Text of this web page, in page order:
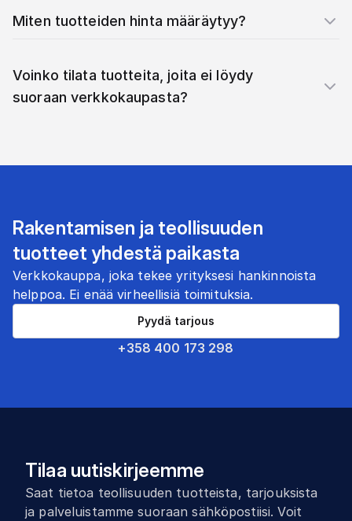
Miten tuotteiden hinta määräytyy?
Voinko tilata tuotteita, joita ei löydy
suoraan verkkokaupasta?
Rakentamisen ja teollisuuden
tuotteet yhdestä paikasta
Verkkokauppa, joka tekee yrityksesi hankinnoista
helppoa. Ei enää virheellisiä toimituksia.
+358 400 173 298
Pyydä tarjous
Tilaa uutiskirjeemme
Saat tietoa teollisuuden tuotteista, tarjouksista
ja palveluistamme suoraan sähköpostiisi. Voit